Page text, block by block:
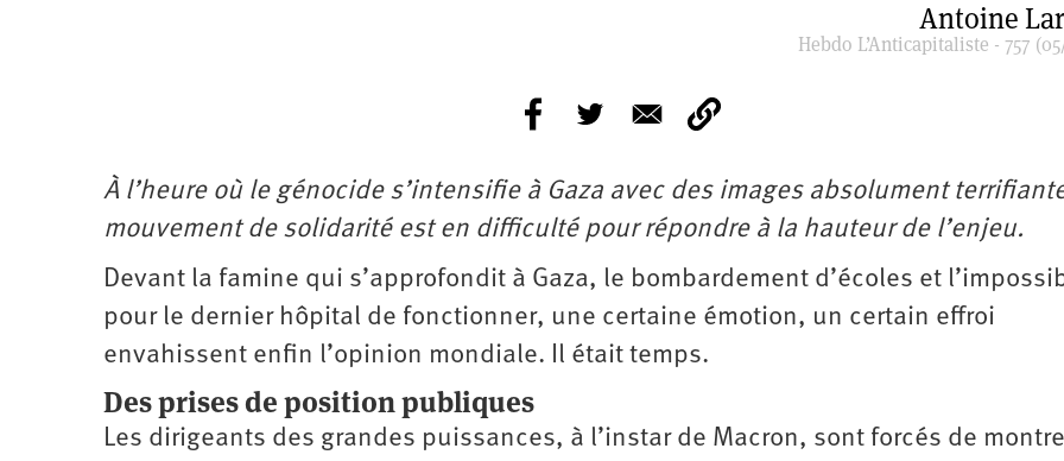
Antoine
Hebdo L’Anticapitaliste - 757
À l’heure où le génocide s’intensifie à Gaza avec des images absolument
mouvement de solidarité est en difficulté pour répondre à la hauteur de l’enjeu.
Devant la famine qui s’approfondit à Gaza, le bombardement d’écoles et
pour le dernier hôpital de fonctionner, une certaine émotion, un certain effroi
envahissent enfin l’opinion mondiale. Il était temps.
Des prises de position publiques
Les dirigeants des grandes puissances, à l’instar de Macron, sont forcés de